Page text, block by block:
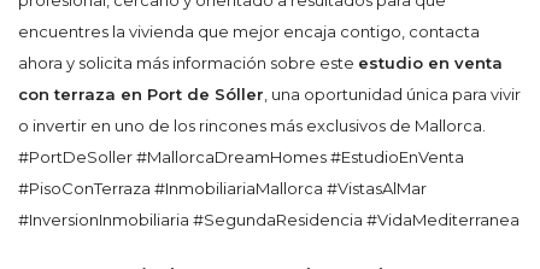
encuentres la vivienda que mejor encaja contigo, contacta
ahora y solicita más información sobre este estudio en venta
con terraza en Port de Sóller, una oportunidad única para vivir
o invertir en uno de los rincones más exclusivos de Mallorca.
#PortDeSoller #MallorcaDreamHomes #EstudioEnVenta
#PisoConTerraza #InmobiliariaMallorca #VistasAlMar
#InversionInmobiliaria #SegundaResidencia #VidaMediterranea